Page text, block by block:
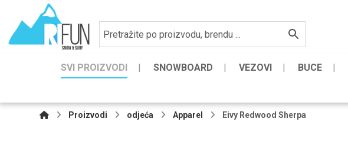
SVI PROIZVODI SNOWBOARD VEZOVI BUCE
Proizvodi odjeća Apparel Eivy Redwood Sherpa